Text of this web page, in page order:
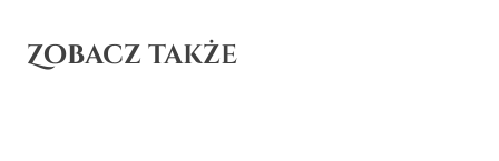
Zobacz także